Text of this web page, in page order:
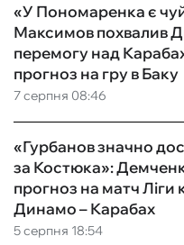
7 серпня 08:46
«У Пономаренка є
Максимов похвалив
перемогу над
прогноз на гру в Баку
5 серпня 18:54
«Гурбанов значно
за Костюка»:
прогноз на матч Ліги
Динамо – Карабах